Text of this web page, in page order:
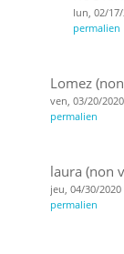
lun, 02/17/
permalien
Lomez
ven, 03/20/
permalien
laura (non
jeu, 04/30/2020
permalien